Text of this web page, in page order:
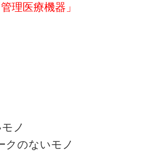
理医療機器」
ノ
クのないモノ